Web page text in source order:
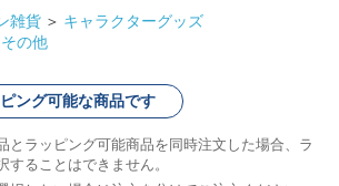
雑貨 ＞ キャラクターグッズ
その他
ング可能な商品です
とラッピング可能商品を同時注文した場合、ラ
することはできません。